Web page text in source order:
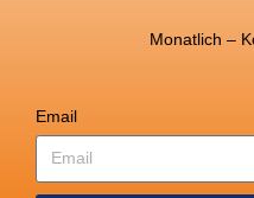
Monatlich –
Email